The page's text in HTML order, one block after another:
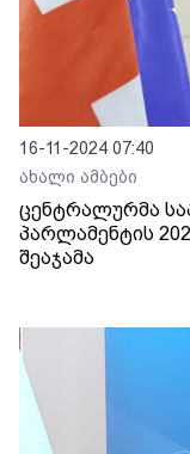
16-11-2024 07:40
ახალი ამბები
ცენტრალურმა
პარლამენტის
შეაჯამა